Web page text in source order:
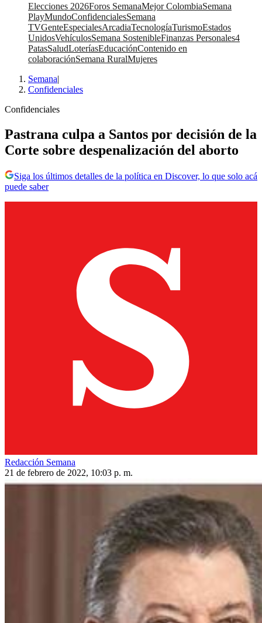
Elecciones 2026Foros SemanaMejor ColombiaSemana
PlayMundoConfidencialesSemana
TVGenteEspecialesArcadiaTecnologíaTurismoEstados
UnidosVehículosSemana SostenibleFinanzas Personales4
PatasSaludLoteríasEducaciónContenido en
colaboraciónSemana RuralMujeres
Semana|
Confidenciales
Confidenciales
Pastrana culpa a Santos por decisión de la
Corte sobre despenalización del aborto
Siga los últimos detalles de la política en Discover, lo que solo acá
puede saber
Redacción Semana
21 de febrero de 2022, 10:03 p. m.